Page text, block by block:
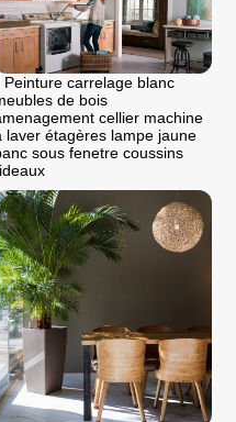
Peinture carrelage blanc
de bois
cellier machine
laver étagères lampe jaune
sous fenetre coussins